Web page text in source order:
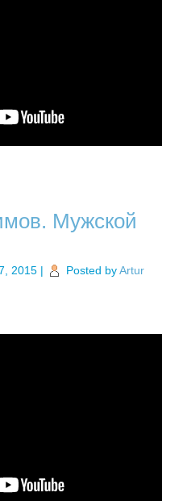
Мужской
2015 | Posted byArtur